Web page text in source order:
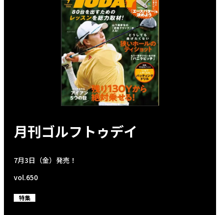
月刊ゴルフトゥデイ
7月3日（金）発売！
vol.650
特集